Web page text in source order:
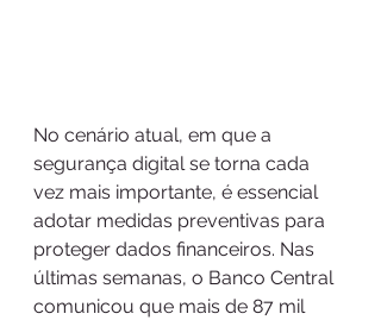
No cenário atual, em que a
segurança digital se torna cada
vez mais importante, é essencial
adotar medidas preventivas para
proteger dados financeiros. Nas
últimas semanas, o Banco Central
comunicou que mais de 87 mil